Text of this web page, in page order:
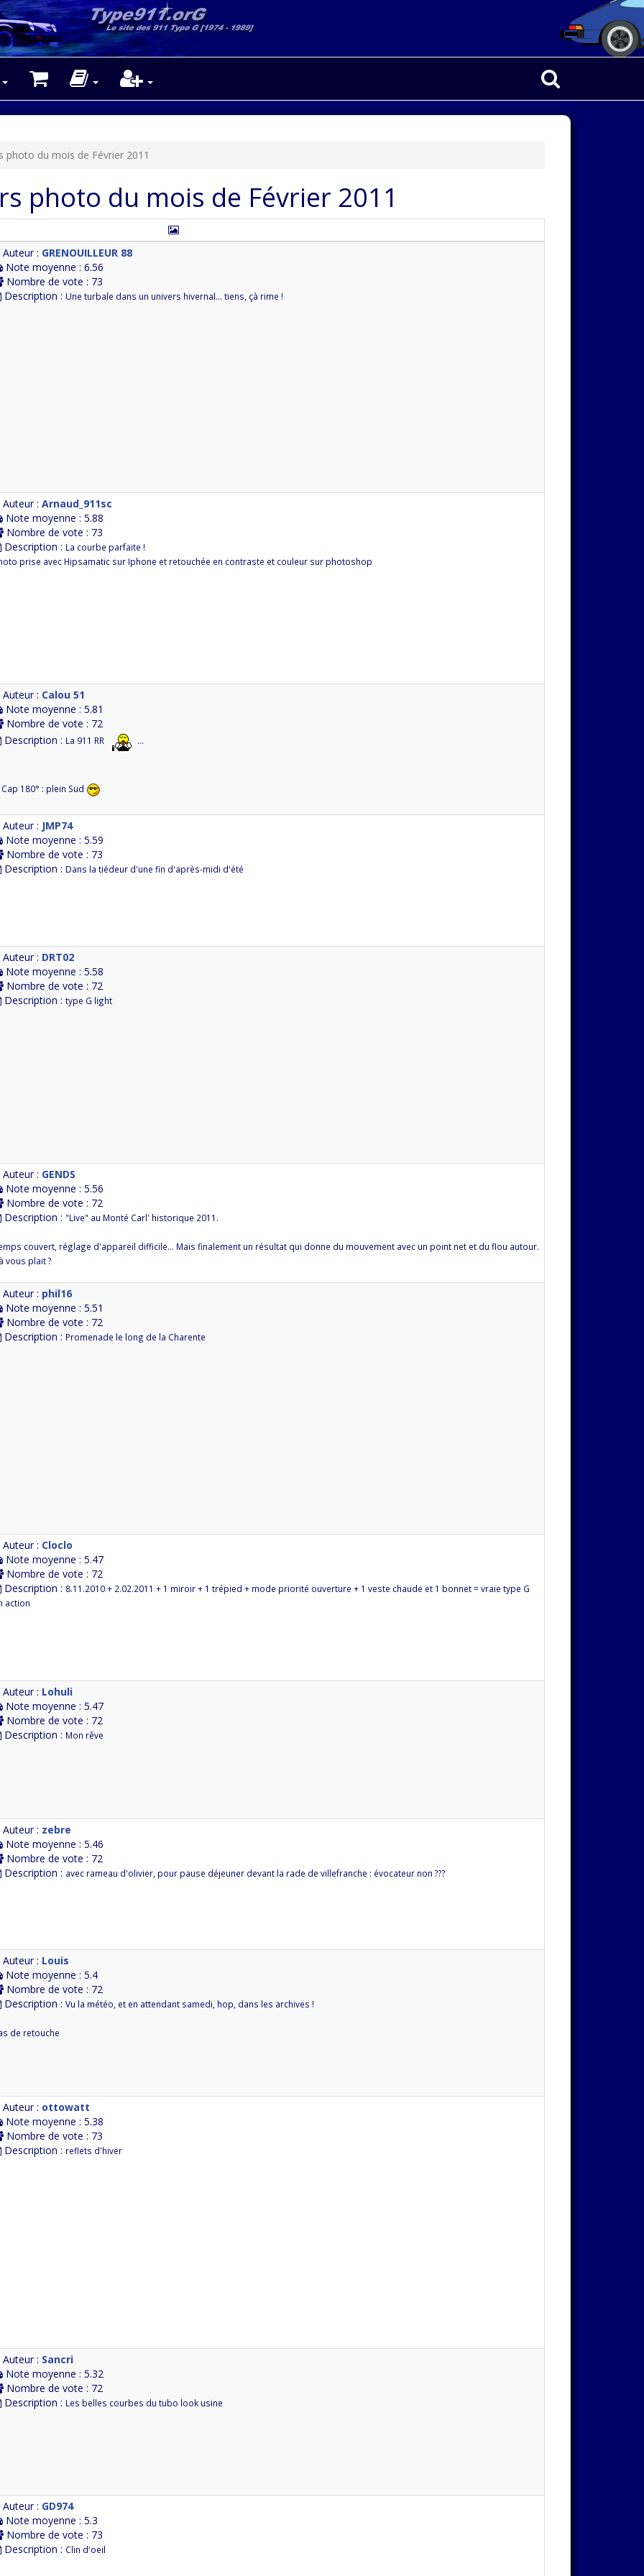
photo du mois de Février 2011
photo du mois de Février 2011
Auteur : GRENOUILLEUR 88
Note moyenne : 6.56
Nombre de vote : 73
Description : Une turbale dans un univers hivernal... tiens, çà rime !
Auteur : Arnaud_911sc
Note moyenne : 5.88
Nombre de vote : 73
Description : La courbe parfaite !
prise avec Hipsamatic sur Iphone et retouchée en contraste et couleur sur photoshop
Auteur : Calou 51
Note moyenne : 5.81
Nombre de vote : 72
Description : La 911 RR ...
Cap 180° : plein Sud
Auteur : JMP74
Note moyenne : 5.59
Nombre de vote : 73
Description : Dans la tiédeur d'une fin d'après-midi d'été
Auteur : DRT02
Note moyenne : 5.58
Nombre de vote : 72
Description : type G light
Auteur : GENDS
Note moyenne : 5.56
Nombre de vote : 72
Description : "Live" au Monté Carl' historique 2011.
couvert, réglage d'appareil difficile... Mais finalement un résultat qui donne du mouvement avec un point net et du flou autour.
vous plait ?
Auteur : phil16
Note moyenne : 5.51
Nombre de vote : 72
Description : Promenade le long de la Charente
Auteur : Cloclo
Note moyenne : 5.47
Nombre de vote : 72
Description : 8.11.2010 + 2.02.2011 + 1 miroir + 1 trépied + mode priorité ouverture + 1 veste chaude et 1 bonnet = vraie type G
action
Auteur : Lohuli
Note moyenne : 5.47
Nombre de vote : 72
Description : Mon rêve
Auteur : zebre
Note moyenne : 5.46
Nombre de vote : 72
Description : avec rameau d'olivier, pour pause déjeuner devant la rade de villefranche : évocateur non ???
Auteur : Louis
Note moyenne : 5.4
Nombre de vote : 72
Description : Vu la météo, et en attendant samedi, hop, dans les archives !
de retouche
Auteur : ottowatt
Note moyenne : 5.38
Nombre de vote : 73
Description : reflets d'hiver
Auteur : Sancri
Note moyenne : 5.32
Nombre de vote : 72
Description : Les belles courbes du tubo look usine
Auteur : GD974
Note moyenne : 5.3
Nombre de vote : 73
Description : Clin d'oeil